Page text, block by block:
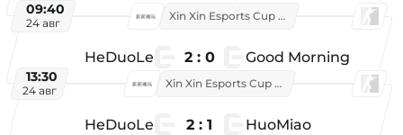
09:40
24 авг
Xin Xin Esports Cup 2025
HeDuoLe 2 : 0 Good Morning
13:30
24 авг
Xin Xin Esports Cup 2026
HeDuoLe 2 : 1 HuoMiao